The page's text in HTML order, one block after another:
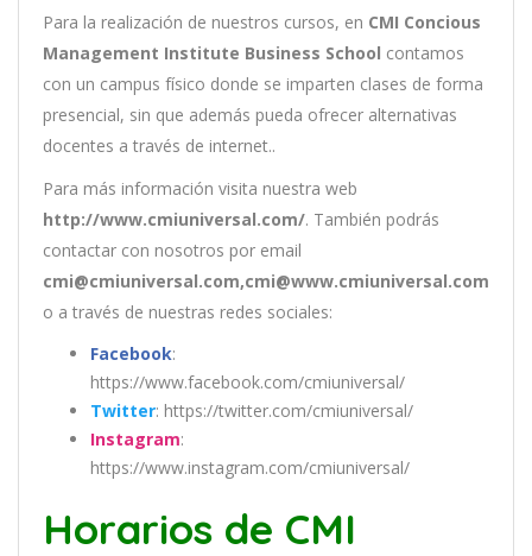
Para la realización de nuestros cursos, en CMI Concious
Management Institute Business School contamos
con un campus físico donde se imparten clases de forma
presencial, sin que además pueda ofrecer alternativas
docentes a través de internet..
Para más información visita nuestra web
http://www.cmiuniversal.com/. También podrás
contactar con nosotros por email
cmi@cmiuniversal.com,cmi@www.cmiuniversal.com
o a través de nuestras redes sociales:
Facebook:
https://www.facebook.com/cmiuniversal/
Twitter: https://twitter.com/cmiuniversal/
Instagram:
https://www.instagram.com/cmiuniversal/
Horarios de CMI